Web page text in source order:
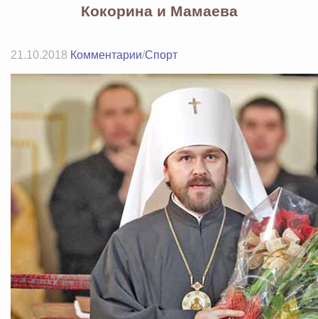
Кокорина и Мамаева
21.10.2018 Комментарии/Спорт